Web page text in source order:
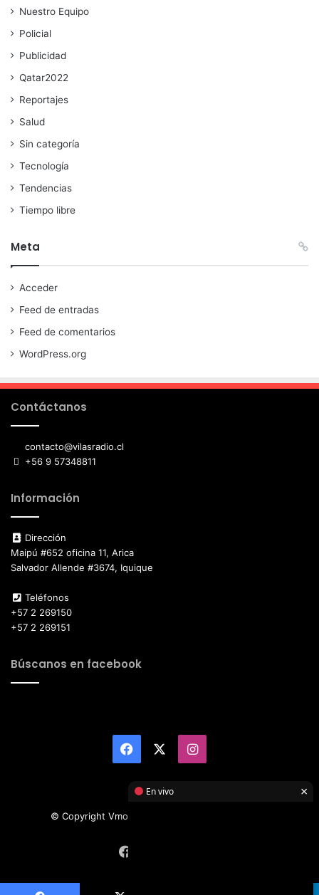
Nuestro Equipo
Policial
Publicidad
Qatar2022
Reportajes
Salud
Sin categoría
Tecnología
Tendencias
Tiempo libre
Meta
Acceder
Feed de entradas
Feed de comentarios
WordPress.org
Contáctanos
contacto@vilasradio.cl
+56 9 57348811
Información
Dirección
Maipú #652 oficina 11, Arica
Salvador Allende #3674, Iquique
Teléfonos
+57 2 269150
+57 2 269151
Búscanos en facebook
Facebook Instagram
© Copyright Vmotor TI 2026, All Rights Reserved
En vivo ×